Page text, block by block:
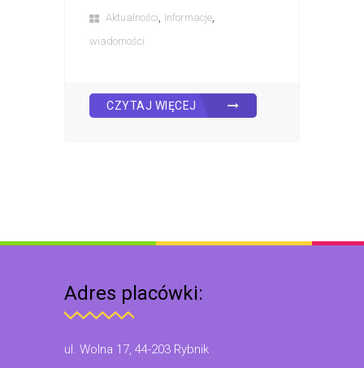
Aktualności Informacje
wiadomości
CZYTAJ WIĘCEJ
Adres placówki:
ul. Wolna 17, 44-203 Rybnik